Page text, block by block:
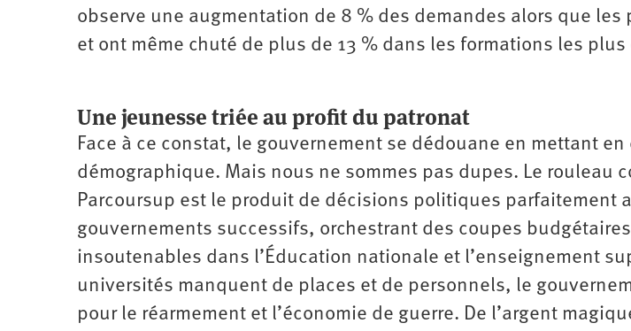
observe une augmentation de 8 % des demandes alors que
et ont même chuté de plus de 13 % dans les formations les
Une jeunesse triée au profit du patronat
Face à ce constat, le gouvernement se dédouane en mettant en
démographique. Mais nous ne sommes pas dupes. Le rouleau
Parcoursup est le produit de décisions politiques parfaitement
gouvernements successifs, orchestrant des coupes
insoutenables dans l’Éducation nationale et l’enseignement
universités manquent de places et de personnels, le
pour le réarmement et l’économie de guerre. De l’argent